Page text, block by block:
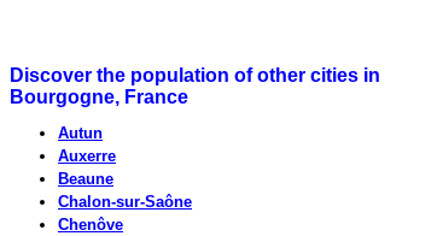
Discover the population of other cities in
Bourgogne, France
Autun
Auxerre
Beaune
Chalon-sur-Saône
Chenôve